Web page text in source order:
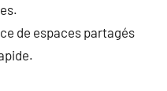
de espaces partagés